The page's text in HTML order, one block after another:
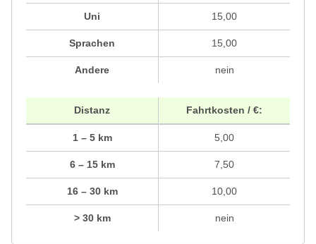
Uni
Sprachen
Andere
15,00
15,00
nein
Distanz
1 – 5 km
6 – 15 km
16 – 30 km
> 30 km
Fahrtkosten / €:
5,00
7,50
10,00
nein